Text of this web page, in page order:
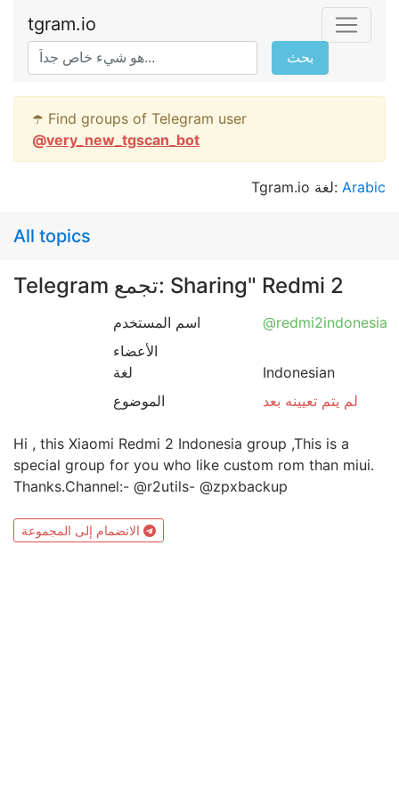
tgram.io
بحث
☂️ Find groups of Telegram user
@very_new_tgscan_bot
Tgram.io لغة: Arabic
All topics
Telegram تجمع: Sharing" Redmi 2
اسم المستخدم
@redmi2indonesia
الأعضاء
لغة
Indonesian
الموضوع
لم يتم تعيينه بعد
Hi , this Xiaomi Redmi 2 Indonesia group ,This is a
special group for you who like custom rom than miui.
Thanks.Channel:- @r2utils- @zpxbackup